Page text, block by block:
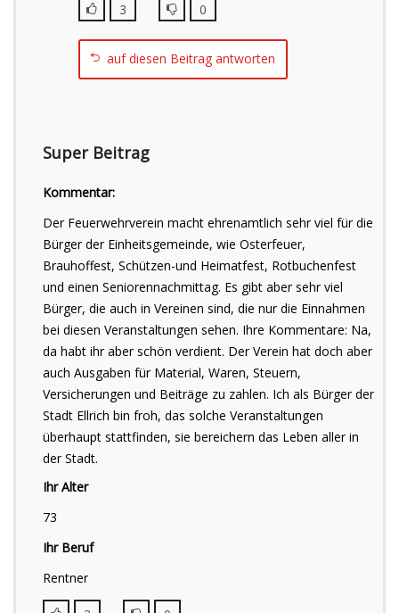
3 0
auf diesen Beitrag antworten
Super Beitrag
Kommentar:
Der Feuerwehrverein macht ehrenamtlich sehr viel für die
Bürger der Einheitsgemeinde, wie Osterfeuer,
Brauhoffest, Schützen-und Heimatfest, Rotbuchenfest
und einen Seniorennachmittag. Es gibt aber sehr viel
Bürger, die auch in Vereinen sind, die nur die Einnahmen
bei diesen Veranstaltungen sehen. Ihre Kommentare: Na,
da habt ihr aber schön verdient. Der Verein hat doch aber
auch Ausgaben für Material, Waren, Steuern,
Versicherungen und Beiträge zu zahlen. Ich als Bürger der
Stadt Ellrich bin froh, das solche Veranstaltungen
überhaupt stattfinden, sie bereichern das Leben aller in
der Stadt.
Ihr Alter
73
Ihr Beruf
Rentner